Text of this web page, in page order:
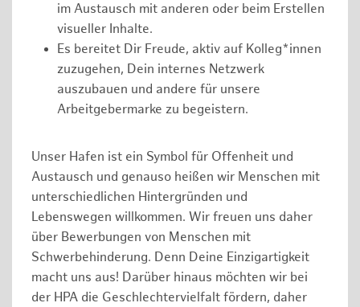
im Austausch mit anderen oder beim Erstellen
visueller Inhalte.
Es bereitet Dir Freude, aktiv auf Kolleg*innen
zuzugehen, Dein internes Netzwerk
auszubauen und andere für unsere
Arbeitgebermarke zu begeistern.
Unser Hafen ist ein Symbol für Offenheit und
Austausch und genauso heißen wir Menschen mit
unterschiedlichen Hintergründen und
Lebenswegen willkommen. Wir freuen uns daher
über Bewerbungen von Menschen mit
Schwerbehinderung. Denn Deine Einzigartigkeit
macht uns aus! Darüber hinaus möchten wir bei
der HPA die Geschlechtervielfalt fördern, daher